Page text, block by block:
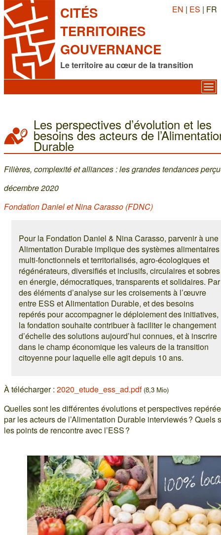
CITÉS
TERRITOIRES
GOUVERNANCE
Le territoire au cœur de la transition
EN | ES | FR
Les perspectives d’évolution et les
besoins des acteurs de
Durable
Filières, complexité et alliances : les grandes tendances
décembre 2020
Fondation Daniel et Nina Carasso (FDNC)
Pour la Fondation Daniel & Nina Carasso, parvenir à une
Alimentation Durable implique des systèmes alimentaires
multi-fonctionnels et territorialisés, agro-écologiques et
régénérateurs, diversifiés et inclusifs, circulaires et sobres
en énergie, démocratiques, transparents et solidaires. Par
des éléments d’analyse sur les croisements à l’œuvre
entre ESS et Alimentation Durable, et des besoins
repérés pour accompagner le déploiement des initiatives,
la fondation souhaite contribuer à faciliter le changement
d’échelle des solutions aujourd’hui connues, et à inscrire
dans le champ économique les valeurs de la transition
citoyenne pour laquelle elle agit depuis 10 ans.
À télécharger : 2020_etude_ess_ad.pdf (8,3 Mio)
Quelles sont les différentes évolutions et perspectives
par les acteurs de l’Alimentation Durable interviewés ? Quels
les points de rencontre avec l’ESS ?